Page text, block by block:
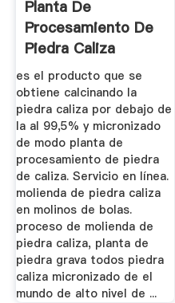
Planta De
Procesamiento De
Piedra Caliza
Micronizado
es el producto que se
obtiene calcinando la
piedra caliza por debajo de
la al 99,5% y micronizado
de modo planta de
procesamiento de piedra
de caliza. Servicio en línea.
molienda de piedra caliza
en molinos de bolas.
proceso de molienda de
piedra caliza, planta de
piedra grava todos piedra
caliza micronizado de el
mundo de alto nivel de ...